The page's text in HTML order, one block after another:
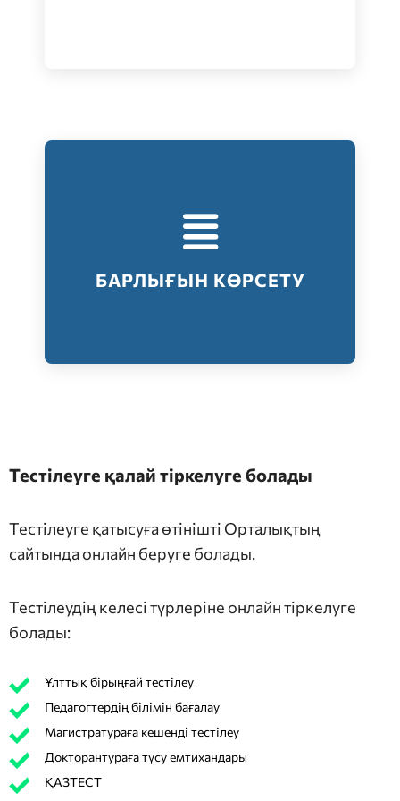
БАРЛЫҒЫН КӨРСЕТУ
Тестілеудің барлық түрлері
Барлығын көрсету
Тестілеуге қалай тіркелуге болады
Тестілеуге қатысуға өтінішті Орталықтың
сайтында онлайн беруге болады.
Тестілеудің келесі түрлеріне онлайн тіркелуге
болады:
Ұлттық бірыңғай тестілеу
Педагогтердің білімін бағалау
Магистратураға кешенді тестілеу
Докторантураға түсу емтихандары
ҚАЗТЕСТ